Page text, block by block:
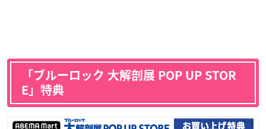
「ブルーロック 大解剖展 POP UP STOR
E」特典